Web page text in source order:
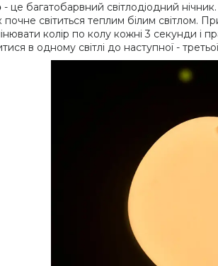
- це багатобарвний світлодіодний
почне світиться теплим білим
колір по колу кожні 3 секунди і
в одному світлі до наступної -